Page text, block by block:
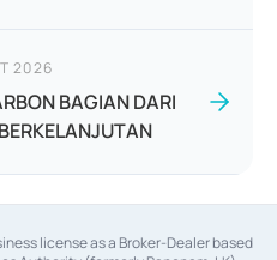
2026
BAGIAN DARI
license as a Broker-Dealer based